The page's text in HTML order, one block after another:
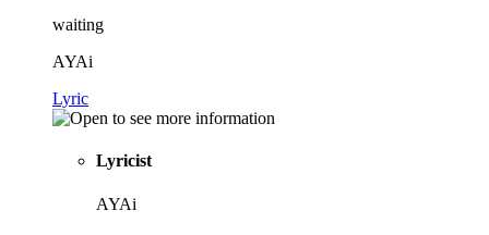
waiting
AYAi
Lyric
Lyricist
AYAi